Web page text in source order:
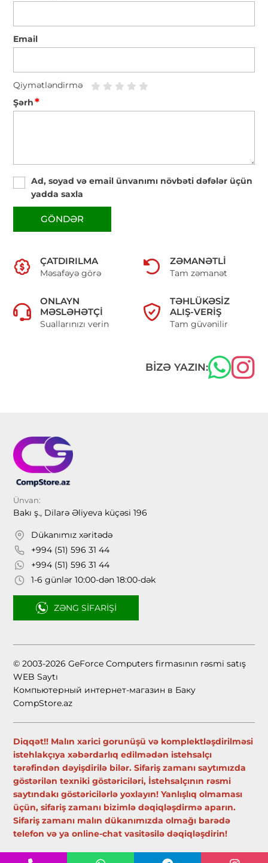
Email
Qiymətləndirmə
Şərh*
Ad, soyad və email ünvanımı növbəti dəfələr üçün
yadda saxla
GÖNDƏR
ÇATDIRILMA
Məsafəyə görə
ZƏMANƏTLI
Tam zəmanət
ONLAYN
MƏSLƏHƏTÇI
Suallarınızı verin
TƏHLÜKƏSIZ
ALIŞ-VERIŞ
Tam güvənilir
BIZƏ YAZIN:
Ünvan:
Bakı ş., Dilarə Əliyeva küçəsi 196
Dükanımız xəritədə
+994 (51) 596 31 44
+994 (51) 596 31 44
1-6 günlər 10:00-dən 18:00-dək
ZƏNG SIFARIŞI
© 2003-2026 GeForce Computers firmasının rəsmi satış
WEB Saytı
Компьютерный интернет-магазин в Баку
CompStore.az
Diqqət!! Malın xarici gorunüşü və komplektləşdirilməsi
istehlakçıya xəbərdarlıq edilmədən istehsalçı
tərəfindən dəyişdirilə bilər. Sifariş zamanı saytımızda
göstərilən texniki göstəriciləri, İstehsalçının rəsmi
saytındakı göstəricilərlə yoxlayın! Yanlışlıq olmaması
üçün, sifariş zamanı bizimlə dəqiqləşdirmə aparın.
Sifariş zamanı malın dükanımızda olmağı barədə
telefon və ya online-chat vasitəsilə dəqiqləşdirin!